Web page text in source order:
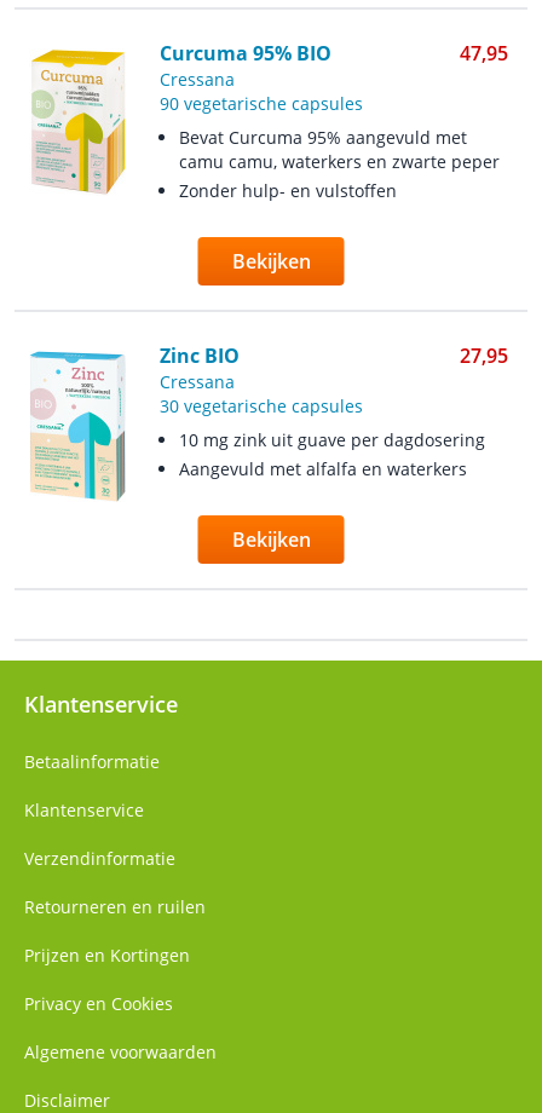
Curcuma 95% BIO 47,95
Cressana
90 vegetarische capsules
Bevat Curcuma 95% aangevuld met
camu camu, waterkers en zwarte peper
Zonder hulp- en vulstoffen
Bekijken
Zinc BIO 27,95
Cressana
30 vegetarische capsules
10 mg zink uit guave per dagdosering
Aangevuld met alfalfa en waterkers
Bekijken
Klantenservice
Betaalinformatie
Klantenservice
Verzendinformatie
Retourneren en ruilen
Prijzen en Kortingen
Privacy en Cookies
Algemene voorwaarden
Disclaimer